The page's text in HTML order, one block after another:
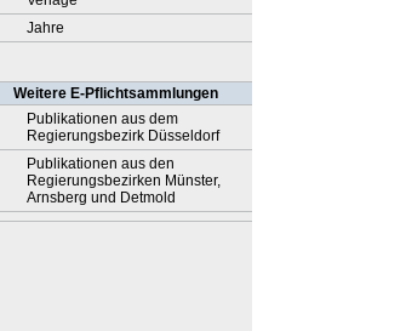
Jahre
Weitere E-Pflichtsammlungen
Publikationen aus dem
Regierungsbezirk Düsseldorf
Publikationen aus den
Regierungsbezirken Münster,
Arnsberg und Detmold